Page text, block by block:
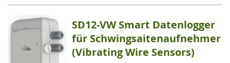
SD12-VW Smart Datenlogger
für Schwingsaitenaufnehmer
(Vibrating Wire Sensors)